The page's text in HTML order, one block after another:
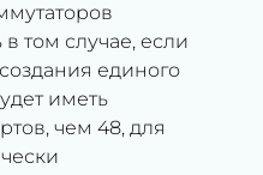
том случае, если
единого
иметь
чем 48, для